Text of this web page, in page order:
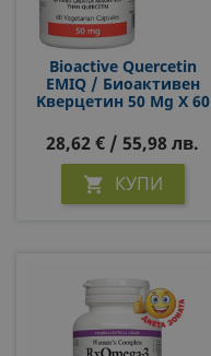
Bioactive Quercetin
EMIQ / Биоактивен
Kверцетин 50 Mg X 60
28,62 € / 55,98 лв.
 КУПИ